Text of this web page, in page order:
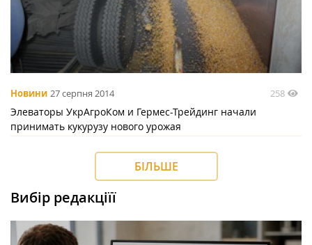
Новини 27 серпня 2014 258
Элеваторы УкрАгроКом и Гермес-Трейдинг начали
принимать кукурузу нового урожая
БІЛЬШЕ
Вибір редакціїї